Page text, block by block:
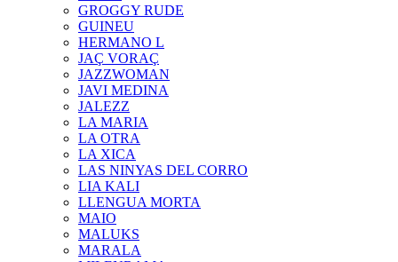
GROGGY RUDE
GUINEU
HERMANO L
JAÇ VORAÇ
JAZZWOMAN
JAVI MEDINA
JALEZZ
LA MARIA
LA OTRA
LA XICA
LAS NINYAS DEL CORRO
LIA KALI
LLENGUA MORTA
MAIO
MALUKS
MARALA